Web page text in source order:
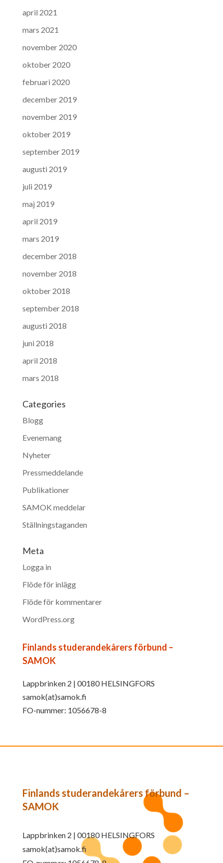
april 2021
mars 2021
november 2020
oktober 2020
februari 2020
december 2019
november 2019
oktober 2019
september 2019
augusti 2019
juli 2019
maj 2019
april 2019
mars 2019
december 2018
november 2018
oktober 2018
september 2018
augusti 2018
juni 2018
april 2018
mars 2018
Categories
Blogg
Evenemang
Nyheter
Pressmeddelande
Publikationer
SAMOK meddelar
Ställningstaganden
Meta
Logga in
Flöde för inlägg
Flöde för kommentarer
WordPress.org
Finlands studerandekårers förbund –
SAMOK
Lappbrinken 2 | 00180 HELSINGFORS
samok(at)samok.fi
FO-nummer: 1056678-8
Finlands studerandekårers förbund –
SAMOK
Lappbrinken 2 | 00180 HELSINGFORS
samok(at)samok.fi